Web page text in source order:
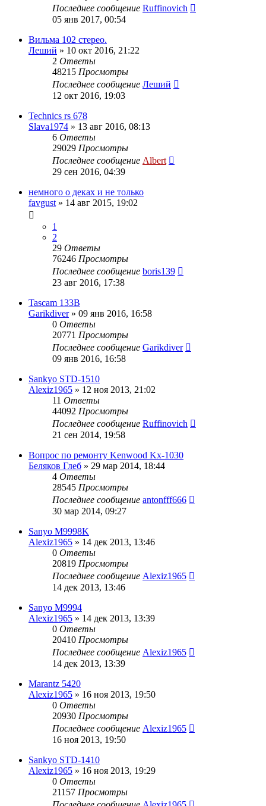
Последнее сообщение Ruffinovich
05 янв 2017, 00:54
Вильма 102 стерео.
Леший » 10 окт 2016, 21:22
2 Ответы
48215 Просмотры
Последнее сообщение Леший
12 окт 2016, 19:03
Technics rs 678
Slava1974 » 13 авг 2016, 08:13
6 Ответы
29029 Просмотры
Последнее сообщение Albert
29 сен 2016, 04:39
немного о деках и не только
favgust » 14 авг 2015, 19:02
1
2
29 Ответы
76246 Просмотры
Последнее сообщение boris139
23 авг 2016, 17:38
Tascam 133B
Garikdiver» 09 янв 2016, 16:58
0 Ответы
20771 Просмотры
Последнее сообщение Garikdiver
09 янв 2016, 16:58
Sankyo STD-1510
Alexiz1965 » 12 ноя 2013, 21:02
11 Ответы
44092 Просмотры
Последнее сообщение Ruffinovich
21 сен 2014, 19:58
Вопрос по ремонту Kenwood Kx-1030
Беляков Глеб » 29 мар 2014, 18:44
4 Ответы
28545 Просмотры
Последнее сообщение antonfff666
30 мар 2014, 09:27
Sanyo M9998K
Alexiz1965 » 14 дек 2013, 13:46
0 Ответы
20819 Просмотры
Последнее сообщение Alexiz1965
14 дек 2013, 13:46
Sanyo M9994
Alexiz1965 » 14 дек 2013, 13:39
0 Ответы
20410 Просмотры
Последнее сообщение Alexiz1965
14 дек 2013, 13:39
Marantz 5420
Alexiz1965 » 16 ноя 2013, 19:50
0 Ответы
20930 Просмотры
Последнее сообщение Alexiz1965
16 ноя 2013, 19:50
Sankyo STD-1410
Alexiz1965 » 16 ноя 2013, 19:29
0 Ответы
21157 Просмотры